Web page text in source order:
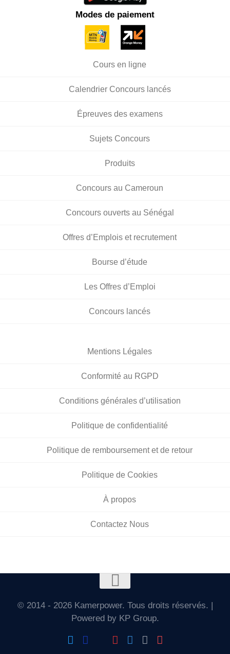
Modes de paiement
Cours en ligne
Calendrier Concours lancés
Épreuves des examens
Sujets Concours
Produits
Concours au Cameroun
Concours ouverts au Sénégal
Offres d’Emplois et recrutement
Bourse d’étude
Les Offres d’Emploi
Concours lancés
Mentions Légales
Conformité au RGPD
Conditions générales d’utilisation
Politique de confidentialité
Politique de remboursement et de retour
Politique de Cookies
À propos
Contactez Nous
© 2014 - 2026 Kamerpower. Tous droits réservés. |
Powered by KP Group.